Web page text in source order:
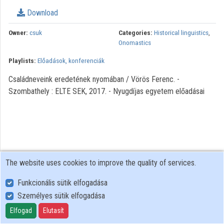
Organization playlists
Organizations
Download
Owner: csuk Categories: Historical linguistics,
Onomastics
Playlists: Előadások, konferenciák
Családneveink eredetének nyomában / Vörös Ferenc. -
Szombathely : ELTE SEK, 2017. - Nyugdíjas egyetem előadásai
User Policy
Adatkezelési tájékoztató (en)
Cookie Policy
The website uses cookies to improve the quality of services.
Funkcionális sütik elfogadása
Személyes sütik elfogadása
Elfogad Elutasít